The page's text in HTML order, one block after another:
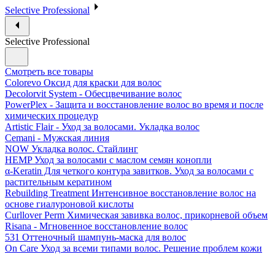
Selective Professional
Selective Professional
Смотреть все товары
Colorevo Оксид для краски для волос
Decolorvit System - Обесцвечивание волос
PowerPlex - Защита и восстановление волос во время и после
химических процедур
Artistic Flair - Уход за волосами. Укладка волос
Cemani - Мужская линия
NOW Укладка волос. Стайлинг
HEMP Уход за волосами с маслом семян конопли
α-Keratin Для четкого контура завитков. Уход за волосами с
растительным кератином
Rebuilding Treatment Интенсивное восстановление волос на
основе гиалуроновой кислоты
Curllover Perm Химическая завивка волос, прикорневой объем
Risana - Мгновенное восстановление волос
531 Оттеночный шампунь-маска для волос
On Care Уход за всеми типами волос. Решение проблем кожи